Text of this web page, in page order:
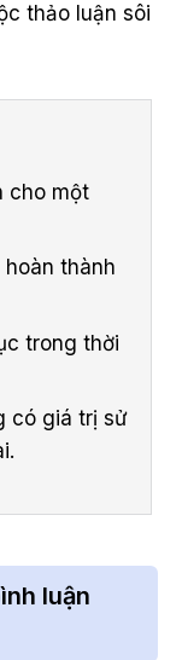
thảo luận sôi
cho một
thành
trong thời
có giá trị sử
luận